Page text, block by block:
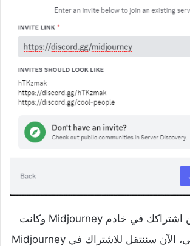
الآن قد انتهيت من اشتراكك في خادم Midjourney وكانت
هذه الخطوة الأولى، الآن سننتقل للاشتراك في Midjourney